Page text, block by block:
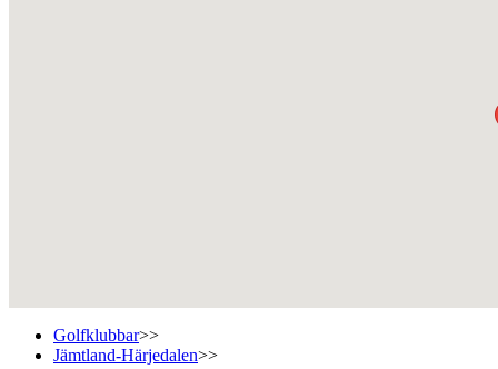
Golfklubbar>>
Jämtland-Härjedalen>>